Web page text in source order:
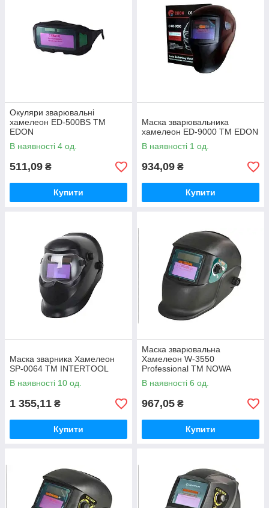
Окуляри зварювальні
хамелеон ED-500BS ТМ
EDON
В наявності 4 од.
511,09 ₴
Купити
Маска зварювальника
хамелеон ED-9000 ТМ EDON
В наявності 1 од.
934,09 ₴
Купити
Маска зварника Хамелеон
SP-0064 ТМ INTERTOOL
В наявності 10 од.
1 355,11 ₴
Купити
Маска зварювальна
Хамелеон W-3550
Professional ТМ NOWA
В наявності 6 од.
967,05 ₴
Купити